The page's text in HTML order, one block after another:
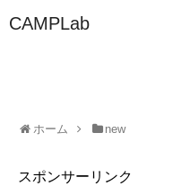
CAMPLab
ホーム new
スポンサーリンク